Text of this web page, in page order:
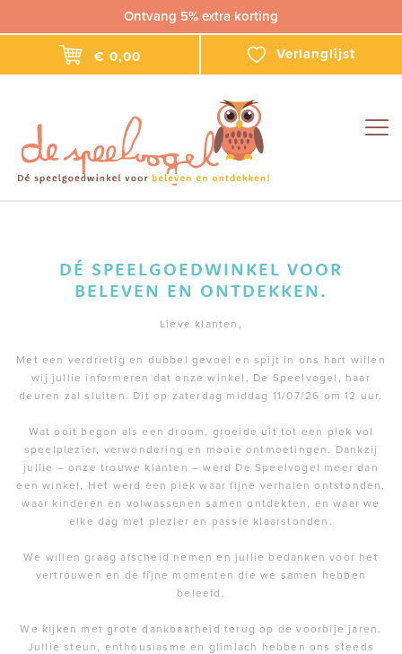
Ontvang 5% extra korting
€ 0,00 Verlanglijst
DÉ SPEELGOEDWINKEL VOOR
BELEVEN EN ONTDEKKEN.
Lieve klanten,
Met een verdrietig en dubbel gevoel en spijt in ons hart willen
wij jullie informeren dat onze winkel, De Speelvogel, haar
deuren zal sluiten. Dit op zaterdag middag 11/07/26 om 12 uur.
Wat ooit begon als een droom, groeide uit tot een plek vol
speelplezier, verwondering en mooie ontmoetingen. Dankzij
jullie – onze trouwe klanten – werd De Speelvogel meer dan
een winkel. Het werd een plek waar fijne verhalen ontstonden,
waar kinderen en volwassenen samen ontdekten, en waar we
elke dag met plezier en passie klaarstonden.
We willen graag afscheid nemen en jullie bedanken voor het
vertrouwen en de fijne momenten die we samen hebben
beleefd.
We kijken met grote dankbaarheid terug op de voorbije jaren.
Jullie steun, enthousiasme en glimlach hebben ons steeds